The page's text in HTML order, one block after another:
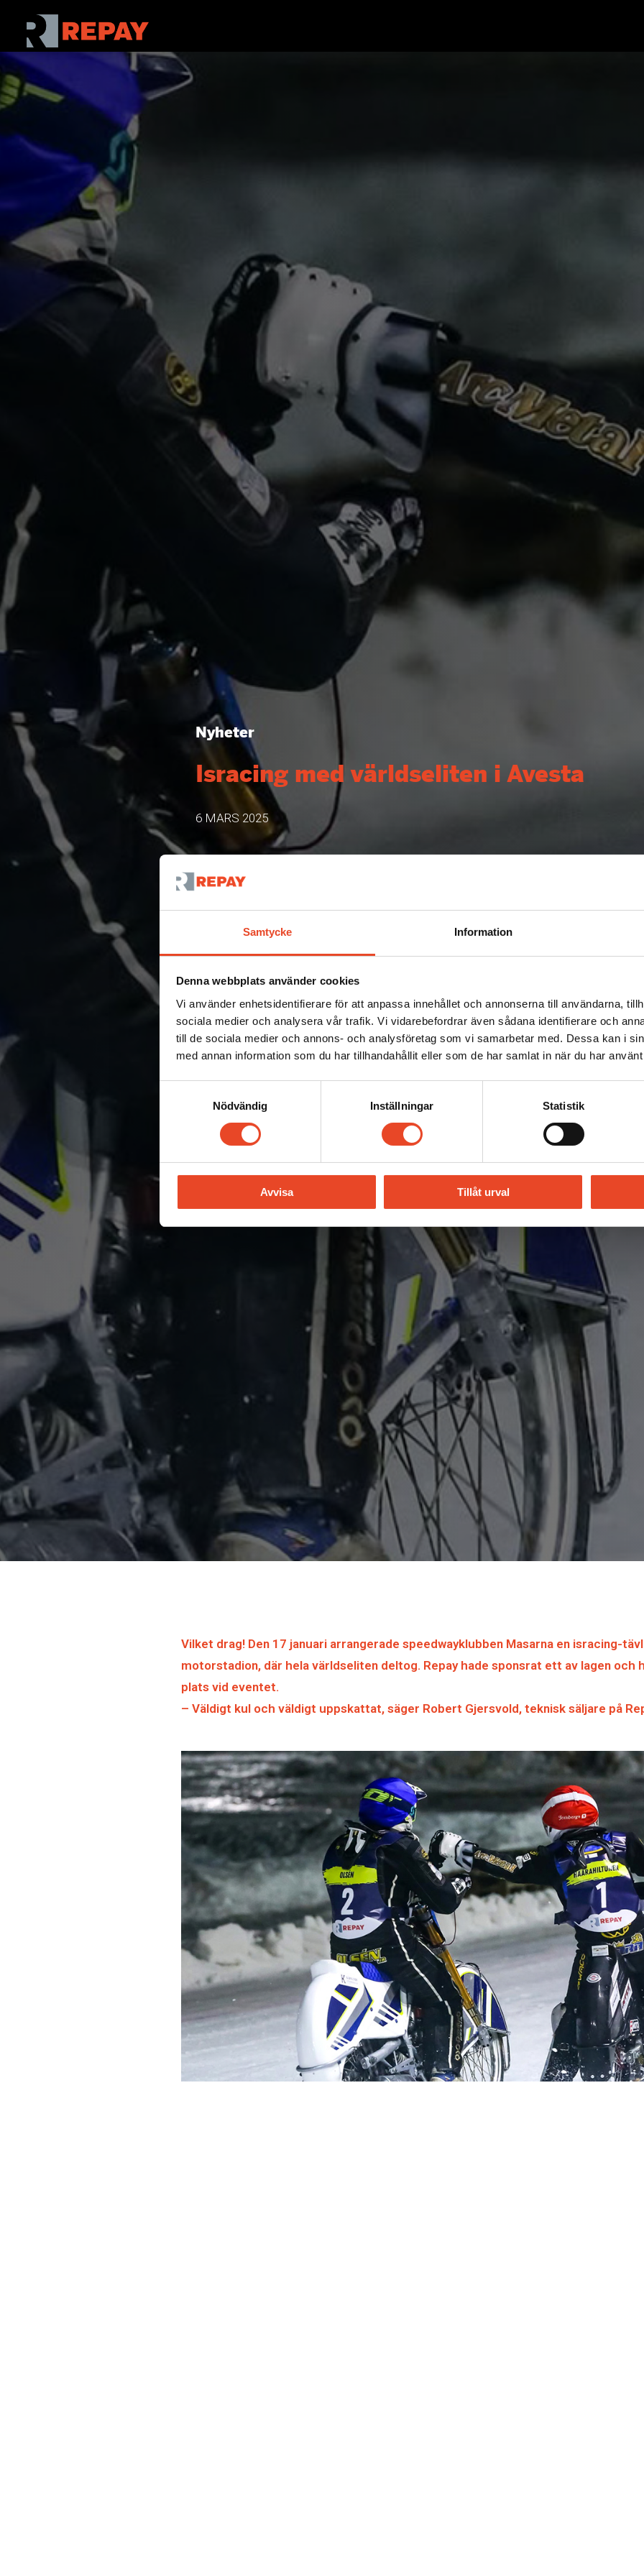
Samtycke Information
Denna webbplats använder cookies
Vi använder enhetsidentifierare för att anpassa innehållet och annonserna till användarna,
sociala medier och analysera vår trafik. Vi vidarebefordrar även sådana identifierare och
till de sociala medier och annons- och analysföretag som vi samarbetar med. Dessa kan i
med annan information som du har tillhandahållit eller som de har samlat in när du har
Nödvändig
Inställningar Statistik
Avvisa Tillåt urval
Nyheter
Isracing med världseliten i Avesta
6 MARS 2025
Vilket drag! Den 17 januari arrangerade speedwayklubben Masarna en isracing-
motorstadion, där hela världseliten deltog. Repay hade sponsrat ett av lagen och
plats vid eventet.
– Väldigt kul och väldigt uppskattat, säger Robert Gjersvold, teknisk säljare på